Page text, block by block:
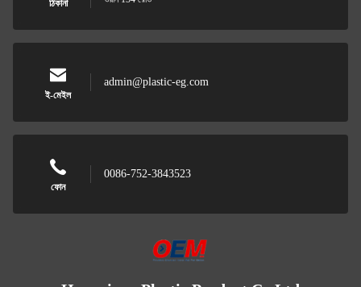
ঠিকানা
ই-মেইল
admin@plastic-eg.com
ফোন
0086-752-3843523